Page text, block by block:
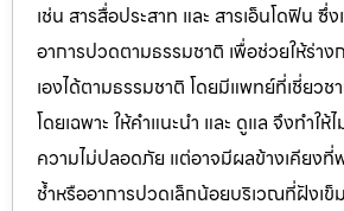
เช่น สารสื่อประสาท และ สารเอ็นโดฟิน ซึ่ง
อาการปวดตามธรรมชาติ เพื่อช่วยให้ร่า
เองได้ตามธรรมชาติ โดยมีแพทย์ที่เชี่ยว
โดยเฉพาะ ให้คำแนะนำ และ ดูแล จึงทำให้
ความไม่ปลอดภัย แต่อาจมีผลข้างเคียงที่
ช้ำหรืออาการปวดเล็กน้อยบริเวณที่ฝังเข็ม